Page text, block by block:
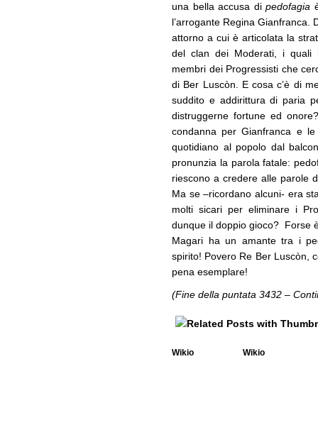
una bella accusa dipedofagia
l’arrogante Regina Gianfranca.
attorno a cui è articolata la
del clan dei Moderati, i quali
membri dei Progressisti che
di Ber Luscòn. E cosa c’è di
suddito e addirittura di paria
distruggerne fortune ed
condanna per Gianfranca e
quotidiano al popolo dal
pronunzia la parola fatale:
riescono a credere alle parole
Ma se –ricordano alcuni- era
molti sicari per eliminare i
dunque il doppio gioco? Forse
Magari ha un amante tra i
spirito! Povero Re Ber Luscòn,
pena esemplare!
(Fine della puntata 3432 –
Wikio Wikio